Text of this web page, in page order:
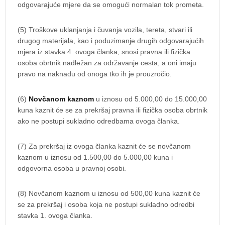
odgovarajuće mjere da se omogući normalan tok prometa.
(5) Troškove uklanjanja i čuvanja vozila, tereta, stvari ili
drugog materijala, kao i poduzimanje drugih odgovarajućih
mjera iz stavka 4. ovoga članka, snosi pravna ili fizička
osoba obrtnik nadležan za održavanje cesta, a oni imaju
pravo na naknadu od onoga tko ih je prouzročio.
(6) Novčanom kaznom u iznosu od 5.000,00 do 15.000,00
kuna kaznit će se za prekršaj pravna ili fizička osoba obrtnik
ako ne postupi sukladno odredbama ovoga članka.
(7) Za prekršaj iz ovoga članka kaznit će se novčanom
kaznom u iznosu od 1.500,00 do 5.000,00 kuna i
odgovorna osoba u pravnoj osobi.
(8) Novčanom kaznom u iznosu od 500,00 kuna kaznit će
se za prekršaj i osoba koja ne postupi sukladno odredbi
stavka 1. ovoga članka.